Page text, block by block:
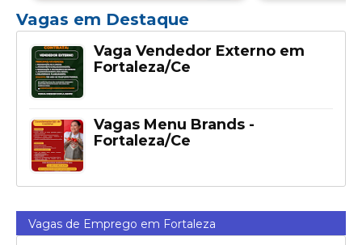
Vagas em Destaque
Vaga Vendedor Externo em
Fortaleza/Ce
Vagas Menu Brands -
Fortaleza/Ce
Vagas de Emprego em Fortaleza